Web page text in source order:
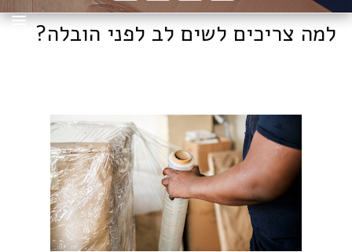
למה צריכים לשים לב לפני הובלה?